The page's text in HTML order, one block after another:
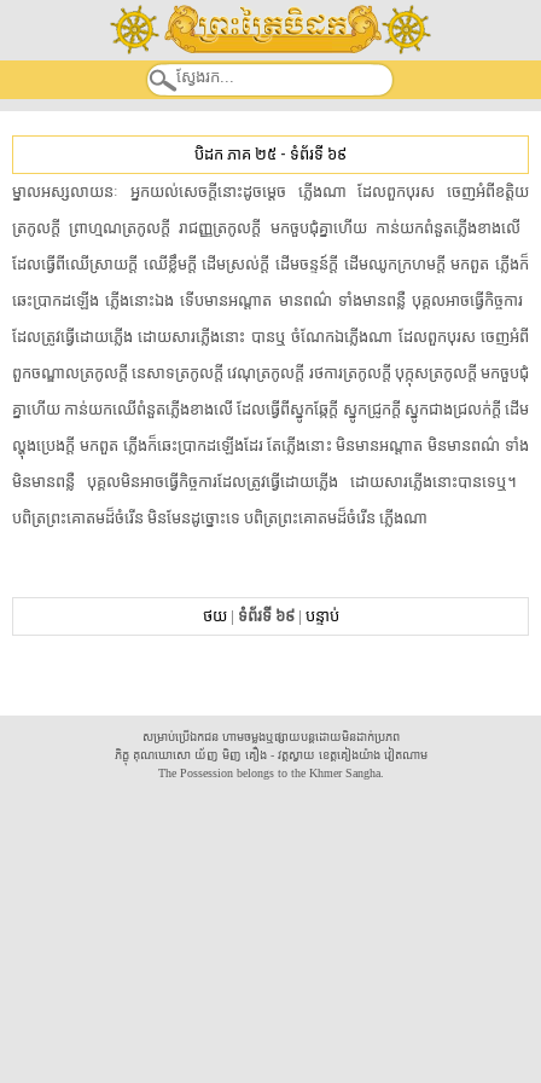
បិដក ភាគ ២៥ - ទំព័រទី ៦៩
​ម្នាល​អស្ស​លាយ​នៈ​ ​អ្នក​យល់​សេចក្តី​នោះ​ដូចម្តេច​ ​ភ្លើង​ណា​ ​ដែល​ពួក​បុរស​ ​ចេញ​អំពី​ខត្តិយ​
ត្រកូល​ក្តី​ ​ព្រាហ្មណ​ត្រកូល​ក្តី​ ​រាជញ្ញត្រកូល​ក្តី​ ​មក​ចួប​ជុំគ្នា​ហើយ​ ​កាន់​យក​ពំនួតភ្លើង​ខាងលើ​ ​
ដែល​ធ្វើពីឈើ​ស្រាយ​ក្តី​ ​ឈើខ្លឹម​ក្តី​ ​ដើម​ស្រល់​ក្តី​ ​ដើម​ចន្ទន៍​ក្តី​ ​ដើម​ឈូកក្រហម​ក្តី​ ​មក​ពួត​ ​ភ្លើង​ក៏​
ឆេះ​ប្រាកដ​ឡើង​ ​ភ្លើង​នោះ​ឯង​ ​ទើប​មាន​អណ្តាត​ ​មាន​ពណ៌​ ​ទាំង​មាន​ពន្លឺ​ ​បុគ្គល​អាច​ធ្វើ​កិច្ចការ​ ​
ដែល​ត្រូវ​ធ្វើ​ដោយ​ភ្លើង​ ​ដោយសារ​ភ្លើង​នោះ​ ​បាន​ឬ​ ​ចំណែក​ឯ​ភ្លើង​ណា​ ​ដែល​ពួក​បុរស​ ​ចេញ​អំពី​
ពួក​ចណ្ឌាល​ត្រកូល​ក្តី​ ​នេសាទ​ត្រកូល​ក្តី​ ​វេណុ​ត្រកូល​ក្តី​ ​រថការ​ត្រកូល​ក្តី​ ​បុ​ក្កុ​សត្រ​កូល​ក្តី​ ​មក​ចួប​ជុំ
គ្នា​ហើយ​ ​កាន់​យក​ឈើ​ពំនួតភ្លើង​ខាងលើ​ ​ដែល​ធ្វើ​ពី​ស្នូក​ឆ្កែ​ក្តី​ ​ស្នូកជ្រូក​ក្តី​ ​ស្នូក​ជាង​ជ្រលក់​ក្តី​ ​ដើម
ល្ហុង​ប្រេង​ក្តី​ ​មក​ពួត​ ​ភ្លើង​ក៏​ឆេះ​ប្រាកដ​ឡើង​ដែរ​ ​តែ​ភ្លើង​នោះ​ ​មិន​មាន​អណ្តាត​ ​មិន​មាន​ពណ៌​ ​ទាំង​
មិន​មាន​ពន្លឺ​ ​បុគ្គល​មិន​អាច​ធ្វើ​កិច្ចការ​ដែល​ត្រូវ​ធ្វើ​ដោយ​ភ្លើង​ ​ដោយសារ​ភ្លើង​នោះ​បានទេ​ឬ​។​ ​
បពិត្រ​ព្រះ​គោតម​ដ៏​ចំរើន​ ​មិនមែន​ដូច្នោះ​ទេ​ ​បពិត្រ​ព្រះ​គោតម​ដ៏​ចំរើន​ ​ភ្លើង​ណា​ ​
ថយ| ទំព័រទី ៦៩| បន្ទាប់
សម្រាប់ប្រើឯកជន ហាមចម្លងឬផ្សាយបន្តដោយមិនដាក់ប្រភព
ភិក្ខុ គុណឃោសោ យ័ញ មិញ គឿង - វត្តស្វាយ ខេត្តគៀងយ៉ាង វៀតណាម
The Possession belongs to the Khmer Sangha.